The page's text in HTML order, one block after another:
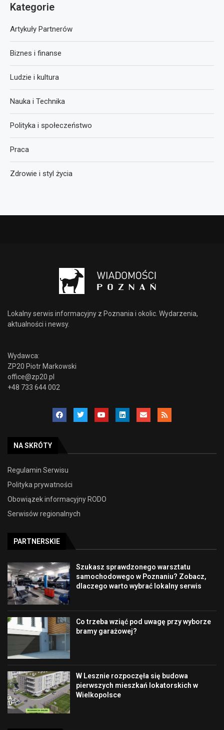
Kategorie
Artykuły Partnerów
Biznes i finanse
Ludzie i kultura
Nauka i Technika
Polityka i społeczeństwo
Praca
Zdrowie i styl życia
Lokalny serwis informacyjny z Poznania i okolic. Wydarzenia,
aktualności i newsy.
Wydawca:
ZP20 Piotr Markowski
office@zp20.pl
+48 733 644 002
NA SKRÓTY
Regulamin Serwisu
Polityka prywatności
Obowiązek informacyjny RODO
Serwisów regionalnych
PARTNERSKIE
Szukasz sprawdzonego warsztatu
samochodowego w Poznaniu? Zobacz,
dlaczego warto wybrać lokalny serwis
Co trzeba wziąć pod uwagę przy wyborze
bramy garażowej?
W Lesznie rozpoczęła się budowa
pierwszych mieszkań lokatorskich w
Wielkopolsce